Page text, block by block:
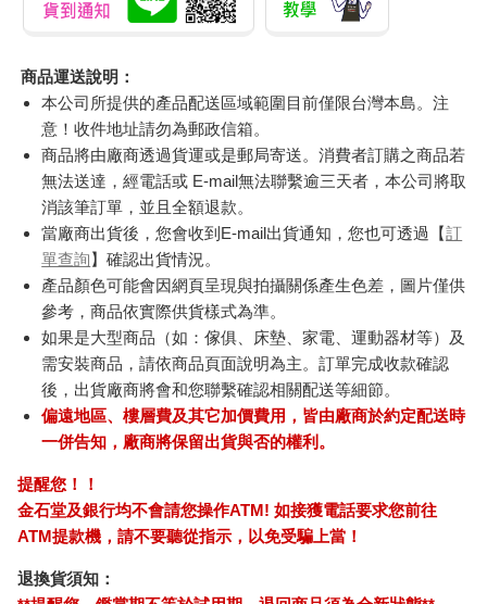
商品運送說明：
本公司所提供的產品配送區域範圍目前僅限台灣本島。注
意！收件地址請勿為郵政信箱。
商品將由廠商透過貨運或是郵局寄送。消費者訂購之商品若
無法送達，經電話或 E-mail無法聯繫逾三天者，本公司將取
消該筆訂單，並且全額退款。
當廠商出貨後，您會收到E-mail出貨通知，您也可透過【訂
單查詢】確認出貨情況。
產品顏色可能會因網頁呈現與拍攝關係產生色差，圖片僅供
參考，商品依實際供貨樣式為準。
如果是大型商品（如：傢俱、床墊、家電、運動器材等）及
需安裝商品，請依商品頁面說明為主。訂單完成收款確認
後，出貨廠商將會和您聯繫確認相關配送等細節。
偏遠地區、樓層費及其它加價費用，皆由廠商於約定配送時
一併告知，廠商將保留出貨與否的權利。
提醒您！！
金石堂及銀行均不會請您操作ATM! 如接獲電話要求您前往
ATM提款機，請不要聽從指示，以免受騙上當！
退換貨須知：